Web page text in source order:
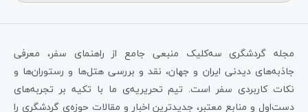
مجله گردشگری سه‌کلیک منبعی جامع از راهنمای سفر، معرفی
جاذبه‌های دیدنی ایران و جهان، نقد و بررسی هتل‌ها و رستوران‌ها و
نکات کاربردی سفر است. تیم تحریریه‌ی ما با تکیه بر تجربه‌های
دست‌اول و منابع معتبر، جدیدترین اخبار و مقالات حوزه‌ی گردشگری را